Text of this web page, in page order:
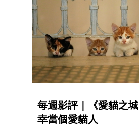
每週影評｜《愛貓之
幸當個愛貓人